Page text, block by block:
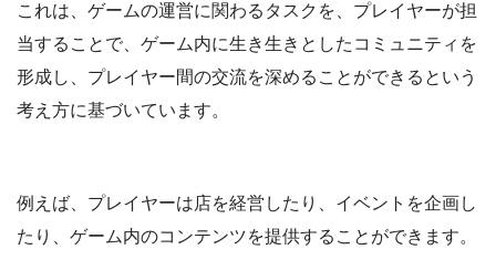
これは、ゲームの運営に関わるタスクを、プレイヤーが担
当することで、ゲーム内に生き生きとしたコミュニティを
形成し、プレイヤー間の交流を深めることができるという
考え方に基づいています。
例えば、プレイヤーは店を経営したり、イベントを企画し
たり、ゲーム内のコンテンツを提供することができます。